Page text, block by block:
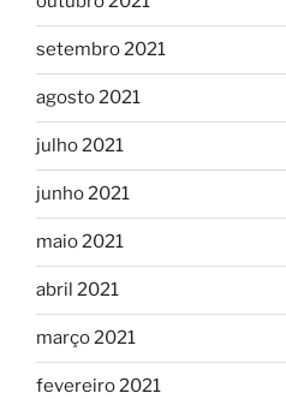
setembro 2021
agosto 2021
julho 2021
junho 2021
maio 2021
abril 2021
março 2021
fevereiro 2021